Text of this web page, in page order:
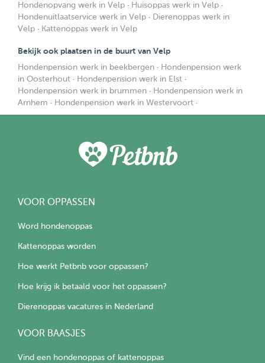
Hondenopvang werk in Velp · Huisoppas werk in Velp ·
Hondenuitlaatservice werk in Velp · Dierenoppas werk in
Velp · Kattenoppas werk in Velp
Bekijk ook plaatsen in de buurt van Velp
Hondenpension werk in beekbergen · Hondenpension werk
in Oosterhout · Hondenpension werk in Elst ·
Hondenpension werk in brummen · Hondenpension werk in
Arnhem · Hondenpension werk in Westervoort ·
VOOR OPPASSEN
Word hondenoppas
Kattenoppas worden
Hoe werkt Petbnb voor oppassen?
Hoe krijg ik betaald voor het oppassen?
Dierenoppas vacatures in Nederland
VOOR BAASJES
Vind een hondenoppas of kattenoppas